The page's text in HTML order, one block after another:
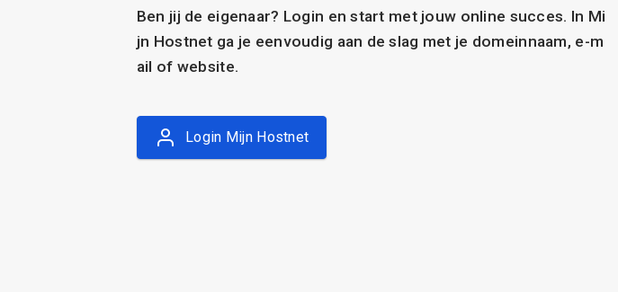
Ben jij de eigenaar? Login en start met jouw online succes. In Mi
jn Hostnet ga je eenvoudig aan de slag met je domeinnaam, e-m
ail of website.
Login Mijn Hostnet